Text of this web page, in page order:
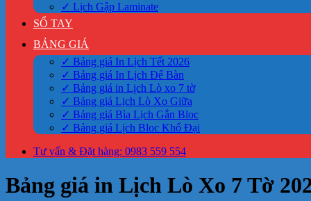
✓ Lịch Gập Laminate
SỔ TAY
BẢNG GIÁ
✓ Bảng giá In Lịch Tết 2026
✓ Bảng giá In Lịch Để Bàn
✓ Bảng giá in Lịch Lò xo 7 tờ
✓ Bảng giá Lịch Lò Xo Giữa
✓ Bảng giá Bìa Lịch Gắn Bloc
✓ Bảng giá Lịch Bloc Khổ Đại
Tư vấn & Đặt hàng: 0983 559 554
Bảng giá in Lịch Lò Xo 7 Tờ